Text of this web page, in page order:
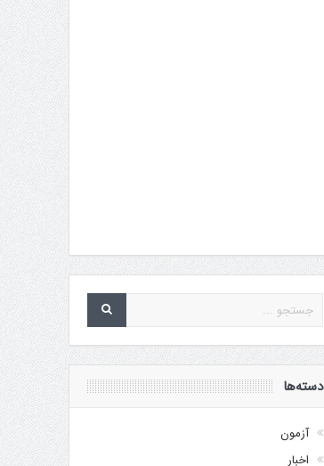
دسته‌ها
آزمون
اخبار